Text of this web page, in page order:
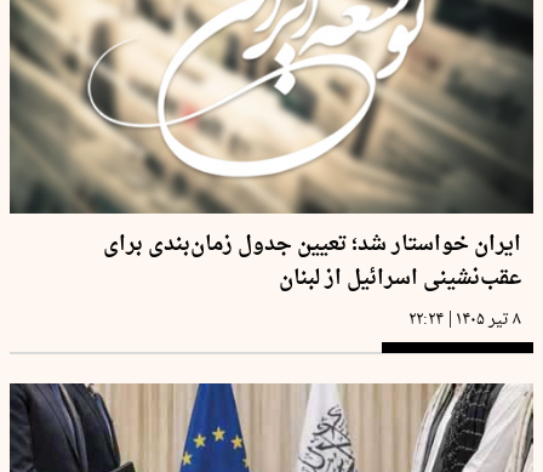
ایران خواستار شد؛ تعیین جدول زمان‌بندی برای
عقب‌نشینی اسرائیل از لبنان
۸ تیر ۱۴۰۵ | ۲۲:۲۴